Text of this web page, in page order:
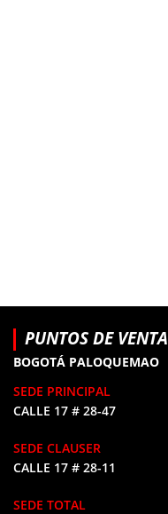
PUNTOS DE VENTA
BOGOTÁ PALOQUEMAO
SEDE PRINCIPAL
CALLE 17 # 28-47
SEDE CLAUSER
CALLE 17 # 28-11
SEDE TOTAL